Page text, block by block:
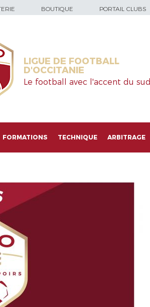
BOUTIQUE PORTAIL CLUBS
LIGUE DE FOOTBALL
D'OCCITANIE
Le football avec l'accent du sud.
FORMATIONS TECHNIQUE ARBITRAGE